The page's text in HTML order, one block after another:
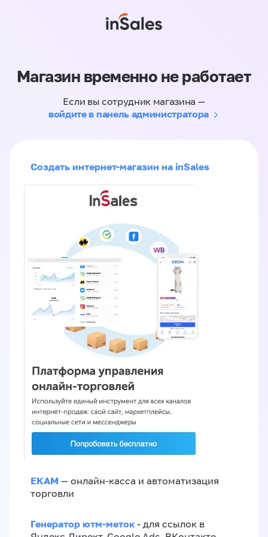
Магазин временно не работает
Если вы сотрудник магазина —
войдите в панель администратора
Создать интернет-магазин на inSales
ЕКАМ — онлайн-касса и автоматизация
торговли
Генератор ютм-меток - для ссылок в